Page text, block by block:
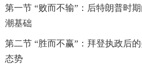
第一节 “败而不输”：后特朗普时
潮基础
第二节 “胜而不赢”：拜登执政后
态势